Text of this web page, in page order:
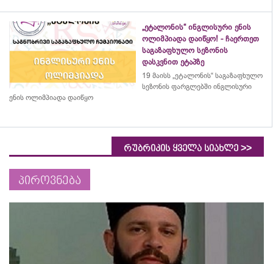
„ეტალონის“ ინგლისური ენის
ოლიმპიადა დაიწყო! - ჩაერთეთ
საგაზაფხულო სეზონის
დასკვნით ეტაპზე
19 მაისს „ეტალონის“ საგაზაფხულო
სეზონის ფარგლებში ინგლისური
ენის ოლიმპიადა დაიწყო
რუბრიკის ყველა სიახლე >>
პიროვნება